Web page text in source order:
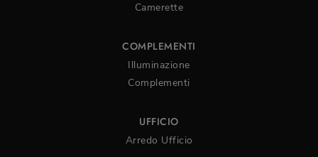
Camerette
COMPLEMENTI
Illuminazione
Complementi
UFFICIO
Arredo Ufficio